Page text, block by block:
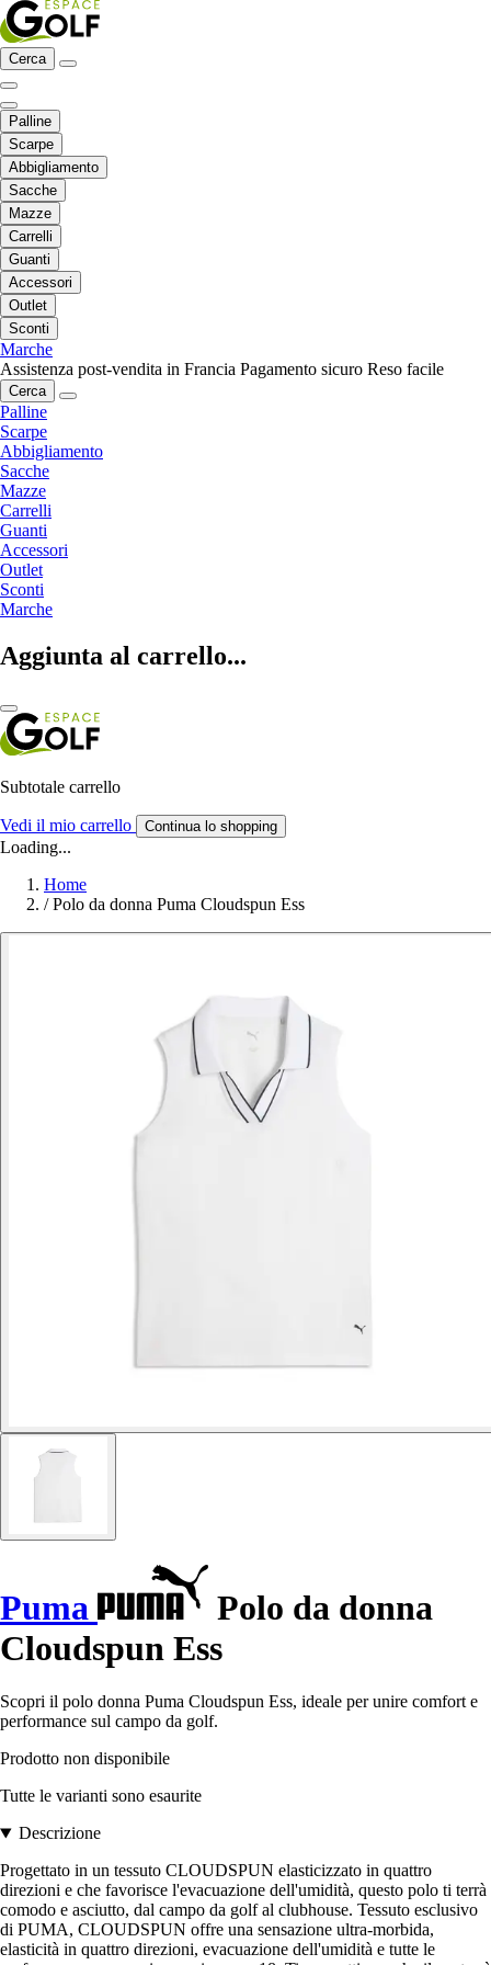
Cerca
Palline
Scarpe
Abbigliamento
Sacche
Mazze
Carrelli
Guanti
Accessori
Outlet
Sconti
Marche
Assistenza post-vendita in Francia Pagamento sicuro Reso facile
Cerca
Palline
Scarpe
Abbigliamento
Sacche
Mazze
Carrelli
Guanti
Accessori
Outlet
Sconti
Marche
Aggiunta al carrello...
Subtotale carrello
Vedi il mio carrello Continua lo shopping
Loading...
Home
/ Polo da donna Puma Cloudspun Ess
Puma
Polo da donna
Cloudspun Ess
Scopri il polo donna Puma Cloudspun Ess, ideale per unire comfort e
performance sul campo da golf.
Prodotto non disponibile
Tutte le varianti sono esaurite
Descrizione
Progettato in un tessuto CLOUDSPUN elasticizzato in quattro
direzioni e che favorisce l'evacuazione dell'umidità, questo polo ti terrà
comodo e asciutto, dal campo da golf al clubhouse. Tessuto esclusivo
di PUMA, CLOUDSPUN offre una sensazione ultra-morbida,
elasticità in quattro direzioni, evacuazione dell'umidità e tutte le